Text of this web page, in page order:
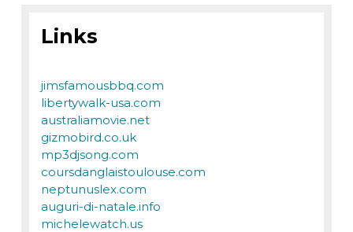
Links
jimsfamousbbq.com
libertywalk-usa.com
australiamovie.net
gizmobird.co.uk
mp3djsong.com
coursdanglaistoulouse.com
neptunuslex.com
auguri-di-natale.info
michelewatch.us